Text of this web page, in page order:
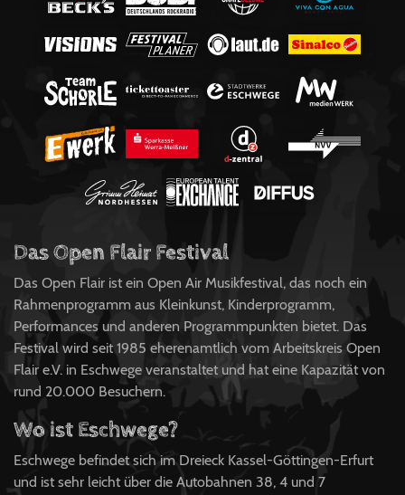
Das Open Flair Festival
Das Open Flair ist ein Open Air Musikfestival, das noch ein
Rahmenprogramm aus Kleinkunst, Kinderprogramm,
Performances und anderen Programmpunkten bietet. Das
Festival wird seit 1985 eherenamtlich vom Arbeitskreis Open
Flair e.V. in Eschwege veranstaltet und hat eine Kapazität von
rund 20.000 Besuchern.
Wo ist Eschwege?
Eschwege befindet sich im Dreieck Kassel-Göttingen-Erfurt
und ist sehr leicht über die Autobahnen 38, 4 und 7